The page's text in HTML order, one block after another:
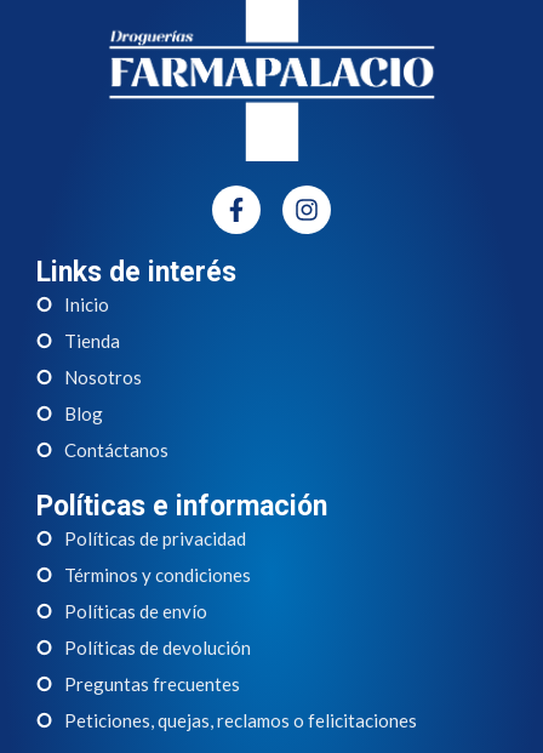
Links de interés
Inicio
Tienda
Nosotros
Blog
Contáctanos
Políticas e información
Políticas de privacidad
Términos y condiciones
Políticas de envío
Políticas de devolución
Preguntas frecuentes
Peticiones, quejas, reclamos o felicitaciones